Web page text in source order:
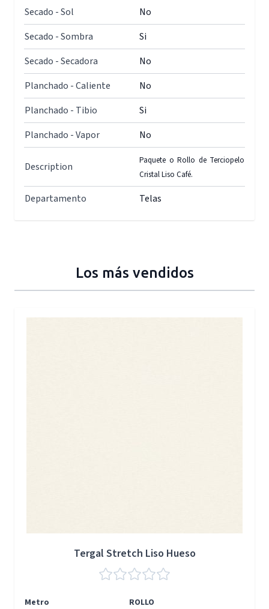
Secado - Sol
No
Secado - Sombra
Si
Secado - Secadora
No
Planchado - Caliente
No
Planchado - Tibio
Si
Planchado - Vapor
No
Description
Paquete o Rollo de Terciopelo
Cristal Liso Café.
Departamento Telas
Los más vendidos
Tergal Stretch Liso Hueso
Metro
ROLLO